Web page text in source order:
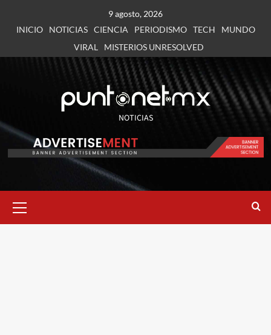
9 agosto, 2026
INICIO
NOTICIAS CIENCIA PERIODISMO TECH
MUNDO
VIRAL
MISTERIOS UNRESOLVED
NOTICIAS